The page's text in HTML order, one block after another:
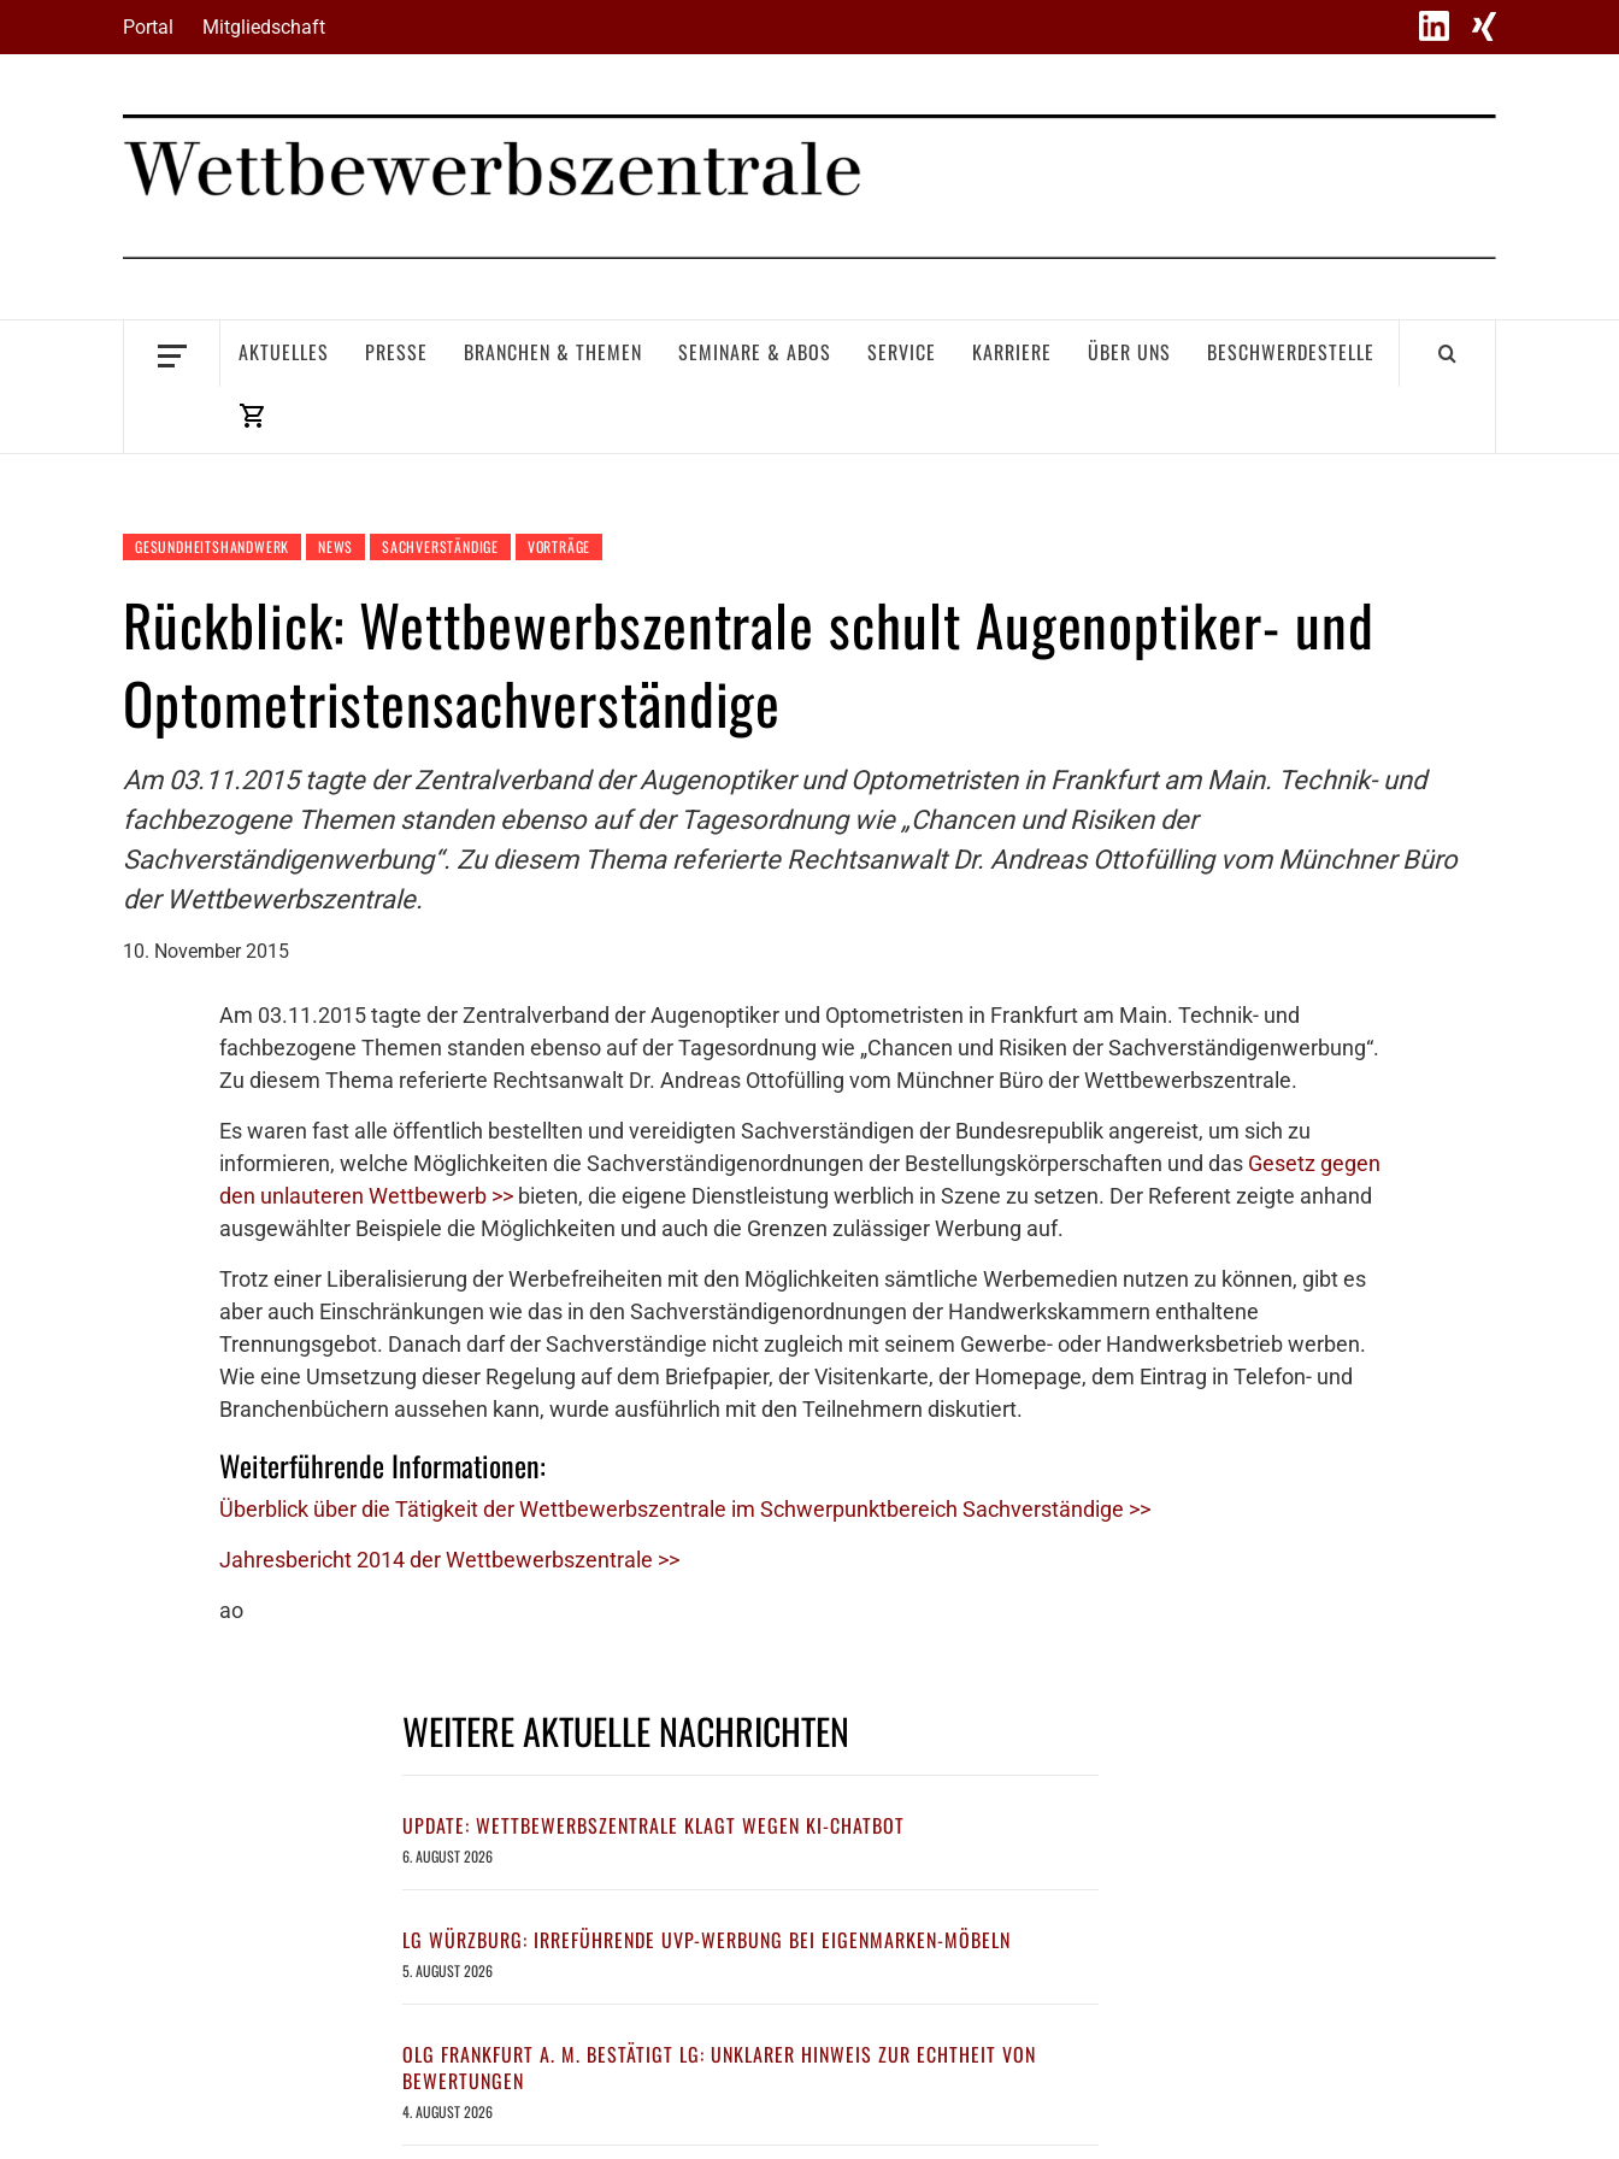
Portal Mitgliedschaft
AKTUELLES PRESSE BRANCHEN & THEMEN SEMINARE & ABOS SERVICE KARRIERE ÜBER UNS BESCHWERDESTELLE
GESUNDHEITSHANDWERK NEWS SACHVERSTÄNDIGE VORTRÄGE
Rückblick: Wettbewerbszentrale schult Augenoptiker- und
Optometristensachverständige
Am 03.11.2015 tagte der Zentralverband der Augenoptiker und Optometristen in Frankfurt am Main. Technik- und
fachbezogene Themen standen ebenso auf der Tagesordnung wie „Chancen und Risiken der
Sachverständigenwerbung“. Zu diesem Thema referierte Rechtsanwalt Dr. Andreas Ottofülling vom Münchner Büro
der Wettbewerbszentrale.
10. November 2015
Am 03.11.2015 tagte der Zentralverband der Augenoptiker und Optometristen in Frankfurt am Main. Technik- und
fachbezogene Themen standen ebenso auf der Tagesordnung wie „Chancen und Risiken der Sachverständigenwerbung“.
Zu diesem Thema referierte Rechtsanwalt Dr. Andreas Ottofülling vom Münchner Büro der Wettbewerbszentrale.
Es waren fast alle öffentlich bestellten und vereidigten Sachverständigen der Bundesrepublik angereist, um sich zu
informieren, welche Möglichkeiten die Sachverständigenordnungen der Bestellungskörperschaften und das Gesetz gegen
den unlauteren Wettbewerb >> bieten, die eigene Dienstleistung werblich in Szene zu setzen. Der Referent zeigte anhand
ausgewählter Beispiele die Möglichkeiten und auch die Grenzen zulässiger Werbung auf.
Trotz einer Liberalisierung der Werbefreiheiten mit den Möglichkeiten sämtliche Werbemedien nutzen zu können, gibt es
aber auch Einschränkungen wie das in den Sachverständigenordnungen der Handwerkskammern enthaltene
Trennungsgebot. Danach darf der Sachverständige nicht zugleich mit seinem Gewerbe- oder Handwerksbetrieb werben.
Wie eine Umsetzung dieser Regelung auf dem Briefpapier, der Visitenkarte, der Homepage, dem Eintrag in Telefon- und
Branchenbüchern aussehen kann, wurde ausführlich mit den Teilnehmern diskutiert.
Weiterführende Informationen:
Überblick über die Tätigkeit der Wettbewerbszentrale im Schwerpunktbereich Sachverständige >>
Jahresbericht 2014 der Wettbewerbszentrale >>
ao
WEITERE AKTUELLE NACHRICHTEN
UPDATE: WETTBEWERBSZENTRALE KLAGT WEGEN KI-CHATBOT
6. AUGUST 2026
LG WÜRZBURG: IRREFÜHRENDE UVP-WERBUNG BEI EIGENMARKEN-MÖBELN
5. AUGUST 2026
OLG FRANKFURT A. M. BESTÄTIGT LG: UNKLARER HINWEIS ZUR ECHTHEIT VON
BEWERTUNGEN
4. AUGUST 2026